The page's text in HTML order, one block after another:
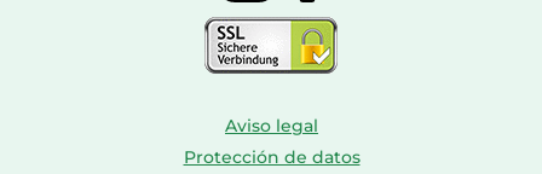
Aviso legal
Protección de datos